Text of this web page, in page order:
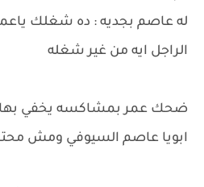
له عاصم بجديه : ده شغلك
الراجل ايه من غير شغله
ضحك عمر بمشاكسه يخفي بها
ابويا عاصم السيوفي ومش